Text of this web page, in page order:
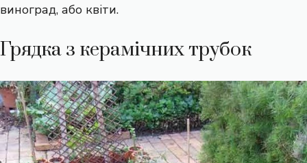
виноград, або квіти.
Грядка з керамічних трубок